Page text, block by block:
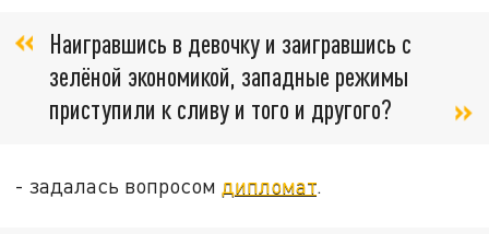
Наигравшись в девочку и заигравшись с
зелёной экономикой, западные режимы
приступили к сливу и того и другого?
- задалась вопросом дипломат.